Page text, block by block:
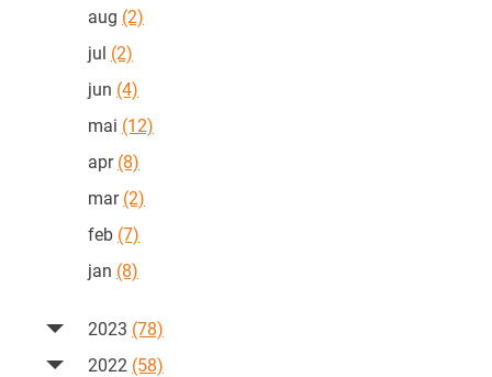
aug (2)
jul (2)
jun (4)
mai (12)
apr(8)
mar(2)
feb (7)
jan (8)
2023 (78)
2022 (58)